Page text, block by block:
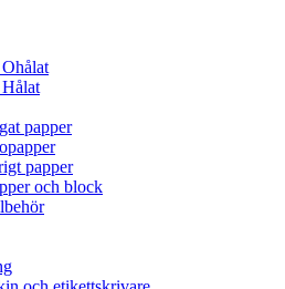
papper
papper
och block